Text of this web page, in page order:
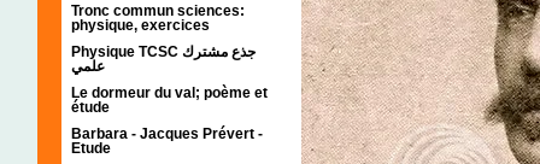
Tronc commun sciences:
physique, exercices
Physique TCSC جذع مشترك
علمي
Le dormeur du val; poème et
étude
Barbara - Jacques Prévert -
Etude